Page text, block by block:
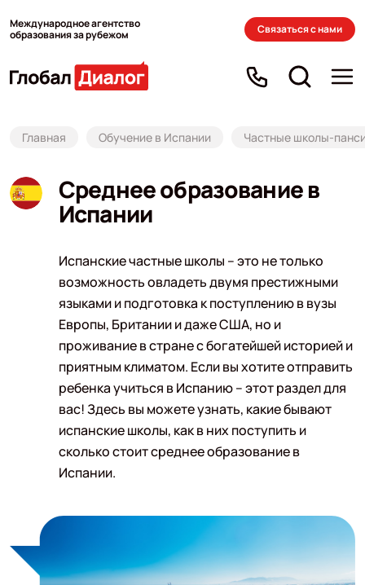
Международное агентство
образования за рубежом
Связаться с нами
Главная Обучение в Испании Частные школы-
Среднее образование в
Испании
Испанские частные школы – это не только
возможность овладеть двумя престижными
языками и подготовка к поступлению в вузы
Европы, Британии и даже США, но и
проживание в стране с богатейшей историей и
приятным климатом. Если вы хотите отправить
ребенка учиться в Испанию – этот раздел для
вас! Здесь вы можете узнать, какие бывают
испанские школы, как в них поступить и
сколько стоит среднее образование в
Испании.